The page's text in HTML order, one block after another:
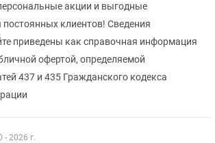
акции и выгодные
клиентов! Сведения
приведены как справочная информация
офертой, определяемой
437 и 435 Гражданского кодекса
- 2026 г.